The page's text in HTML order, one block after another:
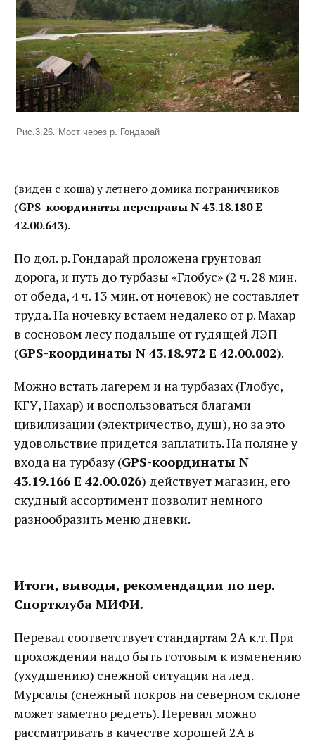
Рис.3.26. Мост через р. Гондарай
(виден с коша) у летнего домика пограничников
(GPS-координаты переправы N 43.18.180 E
42.00.643).
По дол. р. Гондарай проложена грунтовая
дорога, и путь до турбазы «Глобус» (2 ч. 28 мин.
от обеда, 4 ч. 13 мин. от ночевок) не составляет
труда. На ночевку встаем недалеко от р. Махар
в сосновом лесу подальше от гудящей ЛЭП
(GPS-координаты N 43.18.972 E 42.00.002).
Можно встать лагерем и на турбазах (Глобус,
КГУ, Нахар) и воспользоваться благами
цивилизации (электричество, душ), но за это
удовольствие придется заплатить. На поляне у
входа на турбазу (GPS-координаты N
43.19.166 E 42.00.026) действует магазин, его
скудный ассортимент позволит немного
разнообразить меню дневки.
Итоги, выводы, рекомендации по пер.
Спортклуба МИФИ.
Перевал соответствует стандартам 2А к.т. При
прохождении надо быть готовым к изменению
(ухудшению) снежной ситуации на лед.
Мурсалы (снежный покров на северном склоне
может заметно редеть). Перевал можно
рассматривать в качестве хорошей 2А в